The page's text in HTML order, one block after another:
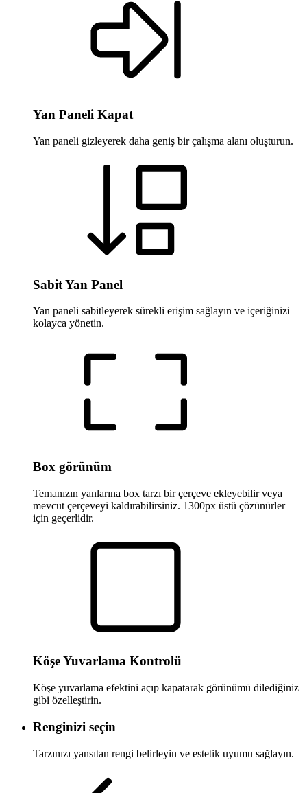
Yan Paneli Kapat
Yan paneli gizleyerek daha geniş bir çalışma alanı oluşturun.
Sabit Yan Panel
Yan paneli sabitleyerek sürekli erişim sağlayın ve içeriğinizi
kolayca yönetin.
Box görünüm
Temanızın yanlarına box tarzı bir çerçeve ekleyebilir veya
mevcut çerçeveyi kaldırabilirsiniz. 1300px üstü çözünürler
için geçerlidir.
Köşe Yuvarlama Kontrolü
Köşe yuvarlama efektini açıp kapatarak görünümü dilediğiniz
gibi özelleştirin.
Renginizi seçin
Tarzınızı yansıtan rengi belirleyin ve estetik uyumu sağlayın.